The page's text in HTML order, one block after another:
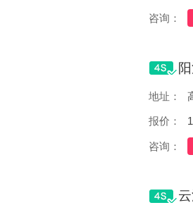
咨询：
地址：
报价：
咨询：